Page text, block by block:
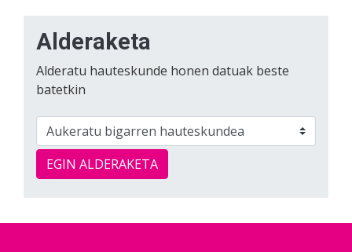
Alderaketa
Alderatu hauteskunde honen datuak beste
batetkin
EGIN ALDERAKETA